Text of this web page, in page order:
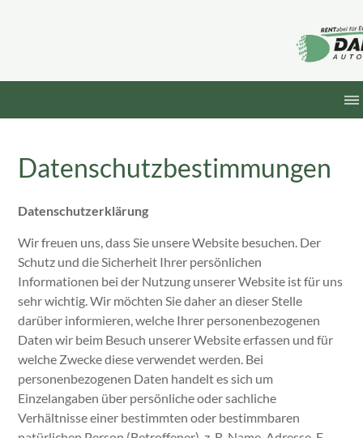
Datenschutzbestimmungen
Datenschutzerklärung
Wir freuen uns, dass Sie unsere Website besuchen. Der
Schutz und die Sicherheit Ihrer persönlichen
Informationen bei der Nutzung unserer Website ist für uns
sehr wichtig. Wir möchten Sie daher an dieser Stelle
darüber informieren, welche Ihrer personenbezogenen
Daten wir beim Besuch unserer Website erfassen und für
welche Zwecke diese verwendet werden. Bei
personenbezogenen Daten handelt es sich um
Einzelangaben über persönliche oder sachliche
Verhältnisse einer bestimmten oder bestimmbaren